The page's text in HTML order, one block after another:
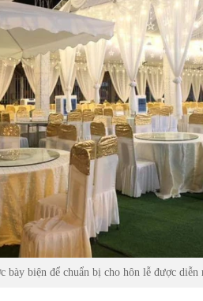
bày biện để chuẩn bị cho hôn lễ được